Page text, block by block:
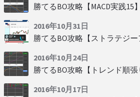
2016年10月31日
2016年10月24日
2016年10月17日